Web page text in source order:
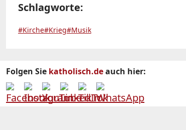
Schlagworte:
#Kirche#Krieg#Musik
Folgen Sie katholisch.deauch hier: